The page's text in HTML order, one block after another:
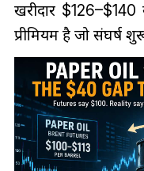
खरीदार
प्रीमियम है जो संघर्ष